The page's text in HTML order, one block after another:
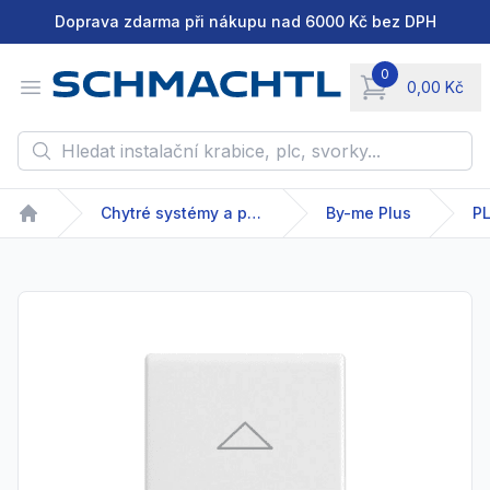
Doprava zdarma při nákupu nad 6000 Kč bez DPH
Open menu
0
0,00 Kč
items in cart,
Hledat instalační krabice, plc, svorky...
Home
Chytré systémy a produkty By-me Plus